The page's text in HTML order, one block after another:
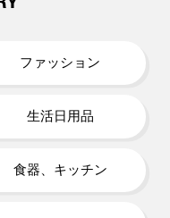
ファッション
生活日用品
食器、キッチン